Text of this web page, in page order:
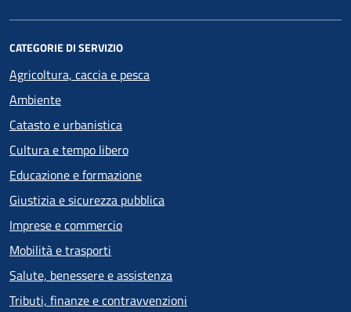
CATEGORIE DI SERVIZIO
Agricoltura, caccia e pesca
Ambiente
Catasto e urbanistica
Cultura e tempo libero
Educazione e formazione
Giustizia e sicurezza pubblica
Imprese e commercio
Mobilità e trasporti
Salute, benessere e assistenza
Tributi, finanze e contravvenzioni